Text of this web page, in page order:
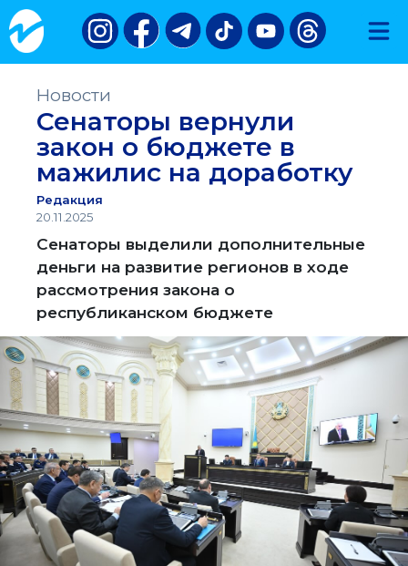
Новости
Сенаторы вернули
закон о бюджете в
мажилис на доработку
Редакция
20.11.2025
Сенаторы выделили дополнительные
деньги на развитие регионов в ходе
рассмотрения закона о
республиканском бюджете